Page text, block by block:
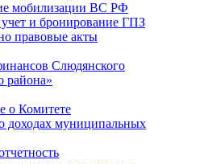
мобилизации ВС РФ
и бронирование ГПЗ
правовые акты
Слюдянского
района»
о Комитете
доходах муниципальных